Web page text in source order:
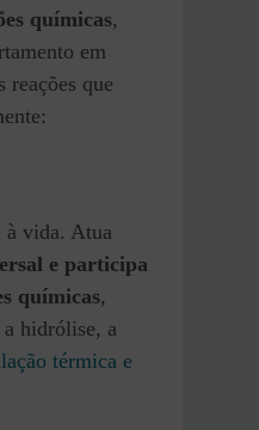
químicas,
em
reações que
à vida. Atua
e participa
químicas,
hidrólise, a
térmica e